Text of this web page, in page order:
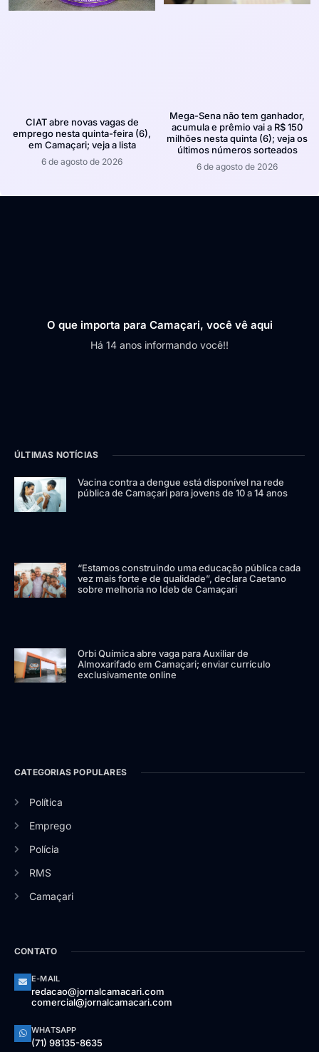
CIAT abre novas vagas de
emprego nesta quinta-feira (6),
em Camaçari; veja a lista
6 de agosto de 2026
Mega-Sena não tem ganhador,
acumula e prêmio vai a R$ 150
milhões nesta quinta (6); veja os
últimos números sorteados
6 de agosto de 2026
O que importa para Camaçari, você vê aqui
Há 14 anos informando você!!
ÚLTIMAS NOTÍCIAS
Vacina contra a dengue está disponível na rede
pública de Camaçari para jovens de 10 a 14 anos
“Estamos construindo uma educação pública cada
vez mais forte e de qualidade”, declara Caetano
sobre melhoria no Ideb de Camaçari
Orbi Química abre vaga para Auxiliar de
Almoxarifado em Camaçari; enviar currículo
exclusivamente online
CATEGORIAS POPULARES
Política
Emprego
Polícia
RMS
Camaçari
CONTATO
E-MAIL
redacao@jornalcamacari.com
comercial@jornalcamacari.com
WHATSAPP
(71) 98135-8635